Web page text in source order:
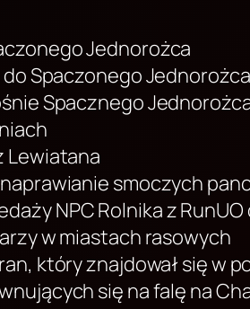
Jednorożca
Spaczonego Jednorożca
Spacznego
Lewiatana
smoczych
NPC Rolnika z
w miastach rasowych
który znajdował się w
się na falę na